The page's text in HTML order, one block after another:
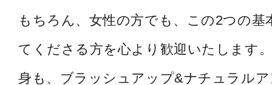
もちろん、女性の方でも、この2つの基
てくださる方を心より歓迎いたします
身も、ブラッシュアップ&ナチュラル